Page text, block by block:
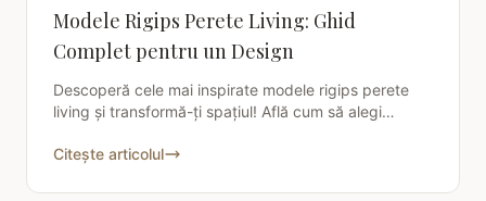
Modele Rigips Perete Living: Ghid
Complet pentru un Design
Descoperă cele mai inspirate modele rigips perete
living și transformă-ți spațiul! Află cum să alegi
Citește
Citește articolul